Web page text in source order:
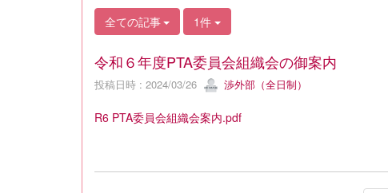
全ての記事 1件
令和６年度PTA委員会組織会の御案内
投稿日時 : 2024/03/26 渉外部（全日制）
R6 PTA委員会組織会案内.pdf